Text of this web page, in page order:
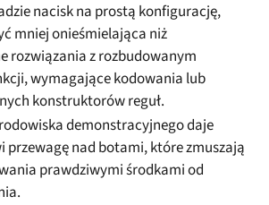
nacisk na prostą konfigurację,
mniej onieśmielająca niż
rozwiązania z rozbudowanym
wymagające kodowania lub
konstruktorów reguł.
demonstracyjnego daje
przewagę nad botami, które zmuszają
prawdziwymi środkami od